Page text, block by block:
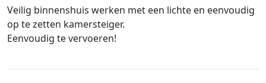
Veilig binnenshuis werken met een lichte en eenvoudig
op te zetten kamersteiger.
Eenvoudig te vervoeren!